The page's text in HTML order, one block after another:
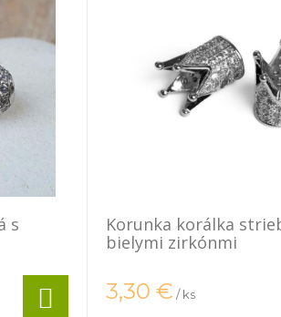
s
Korunka korálka
bielymi zirkónmi
3,30 € / ks